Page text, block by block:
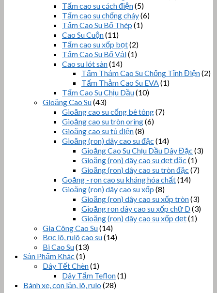
Tấm cao su cách điện(5)
Tấm cao su chống cháy(6)
Tấm Cao Su Bố Thép (1)
Cao Su Cuộn(11)
Tấm cao su xốp bọt(2)
Tấm Cao Su Bố Vải(1)
Cao su lót sàn(14)
Tấm Thảm Cao Su Chống Tĩnh Điện(2)
Tấm Thảm Cao Su EVA(1)
Tấm Cao Su Chịu Dầu(10)
Gioăng Cao Su(43)
Gioăng cao su cống bê tông(7)
Gioăng cao su tròn oring(6)
Gioăng cao su tủ điện(8)
Gioăng (ron) dây cao su đặc (14)
Gioăng Cao Su Chịu Dầu Dây Đặc (3)
Gioăng (ron) dây cao su dẹt đặc (1)
Gioăng (ron) dây cao su tròn đặc (7)
Goăng - ron cao su kháng hóa chất(14)
Gioăng (ron) dây cao su xốp (8)
Gioăng (ron) dây cao su xốp tròn(3)
Gioăng ron dây cao su xốp chữ D(3)
Gioăng (ron) dây cao su xốp dẹt(1)
Gia Công Cao Su(14)
Bọc lô, rulô cao su(14)
Bi Cao Su(13)
Sản Phẩm Khác (1)
Dây Tết Chèn(1)
Dây Tẩm Teflon(1)
Bánh xe, con lăn, lô, rulo (28)